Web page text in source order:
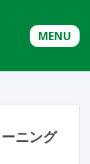
MENU
ニング